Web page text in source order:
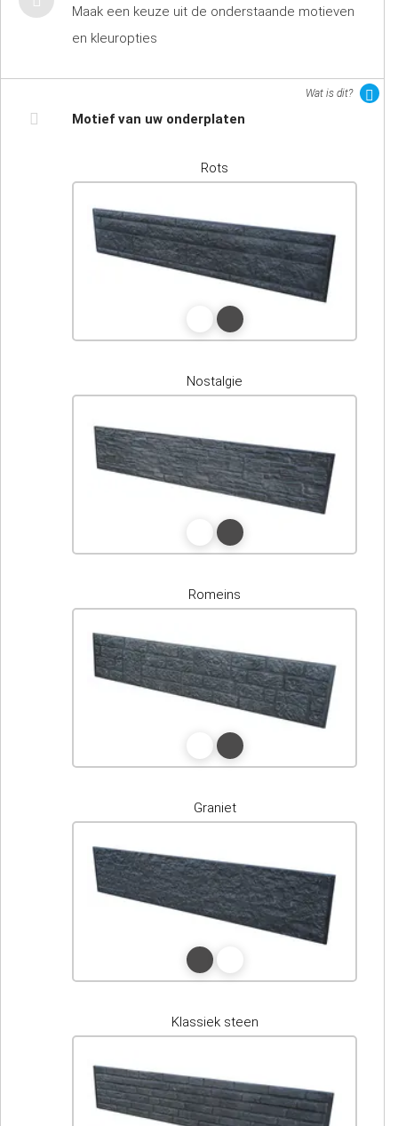
Maak een keuze uit de onderstaande motieven
en kleuropties
Wat is dit?
Motief van uw onderplaten
Rots
Nostalgie
Romeins
Graniet
Klassiek steen